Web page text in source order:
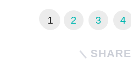
1 2 3 4
SHARE